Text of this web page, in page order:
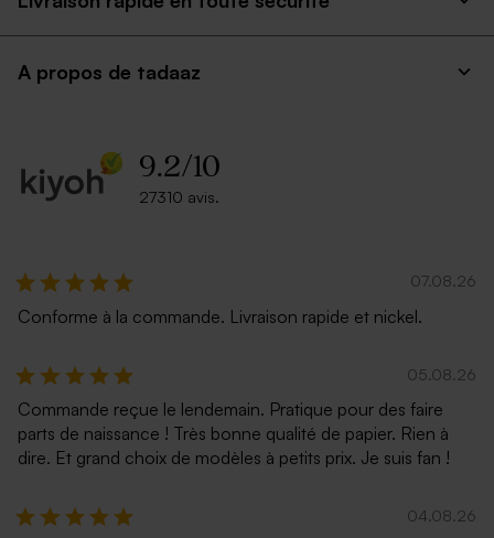
Enveloppe mariage vert
eucalyptus
Petite enveloppe bleue Enveloppe fuchsia tendance
A propos de tadaaz
9.2/10
27310 avis.
07.08.26
Conforme à la commande. Livraison rapide et nickel.
05.08.26
Commande reçue le lendemain. Pratique pour des faire
parts de naissance ! Très bonne qualité de papier. Rien à
dire. Et grand choix de modèles à petits prix. Je suis fan !
04.08.26